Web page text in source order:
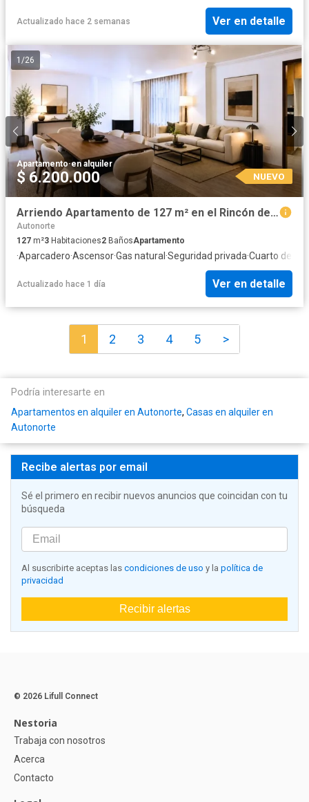
Actualizado hace 2 semanas Ver en detalle
1 /26
Apartamento·en alquiler
$ 6.200.000 NUEVO
Arriendo Apartamento de 127 m² en el Rincón del Chicó
Autonorte
127 m²3 Habitaciones2 BañosApartamento
·Aparcadero·Ascensor·Gas natural ·Seguridad privada·Cuarto de
Actualizado hace 1 día Ver en detalle
1 2 3 4 5 >
Podría interesarte en
Apartamentos en alquiler en Autonorte, Casas en alquiler en
Autonorte
Recibe alertas por email
Sé el primero en recibir nuevos anuncios que coincidan con tu
búsqueda
Al suscribirte aceptas las condiciones de uso y la política de
privacidad
Recibir alertas
© 2026 Lifull Connect
Nestoria
Trabaja con nosotros
Acerca
Contacto